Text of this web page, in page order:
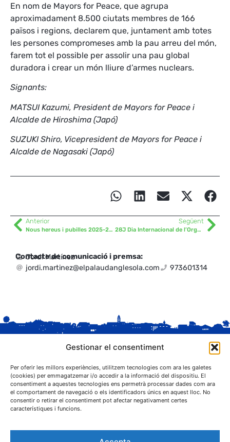
Gestionar el consentiment
Per oferir les millors experiències, utilitzem tecnologies com ara les galetes
(cookies) per emmagatzemar i/o accedir a la informació del dispositiu. El
consentiment a aquestes tecnologies ens permetrà processar dades com ara
el comportament de navegació o els identificadors únics en aquest lloc. No
consentir o retirar el consentiment pot afectar negativament certes
característiques i funcions.
En nom de Mayors for Peace, que agrupa
aproximadament 8.500 ciutats membres de 166
països i regions, declarem que, juntament amb totes
les persones compromeses amb la pau arreu del món,
farem tot el possible per assolir una pau global
duradora i crear un món lliure d’armes nuclears.
Signants:
MATSUI Kazumi, President de Mayors for Peace i
Alcalde de Hiroshima (Japó)
SUZUKI Shiro, Vicepresident de Mayors for Peace i
Alcalde de Nagasaki (Japó)
Anterior
Nous hereus i pubilles 2025-2026
Següent
28J Dia Internacional de l’Orgull LGTBIQ+
Contacte de comunicació i premsa:
Jordi Martínez
jordi.martinez@elpalaudanglesola.com
973601314
C. Sant Josep, 1
25243 El Palau d'Anglesola (Pla d'Urgell)